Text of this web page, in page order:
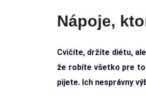
Nápoje,
Cvičíte, držíte diétu,
že robíte všetko pre
pijete. Ich nesprávny